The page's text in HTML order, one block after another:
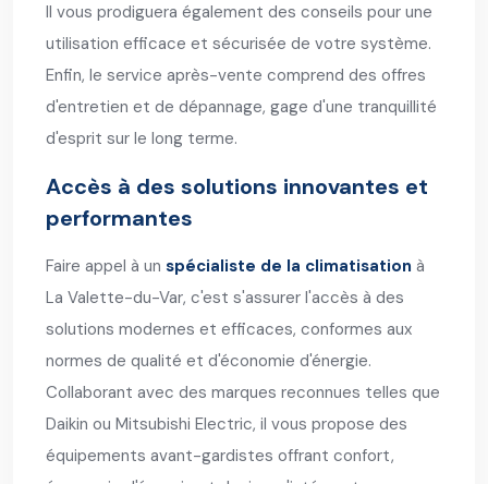
Il vous prodiguera également des conseils pour une
utilisation efficace et sécurisée de votre système.
Enfin, le service après-vente comprend des offres
d'entretien et de dépannage, gage d'une tranquillité
d'esprit sur le long terme.
Accès à des solutions innovantes et
performantes
Faire appel à un spécialiste de la climatisation à
La Valette-du-Var, c'est s'assurer l'accès à des
solutions modernes et efficaces, conformes aux
normes de qualité et d'économie d'énergie.
Collaborant avec des marques reconnues telles que
Daikin ou Mitsubishi Electric, il vous propose des
équipements avant-gardistes offrant confort,